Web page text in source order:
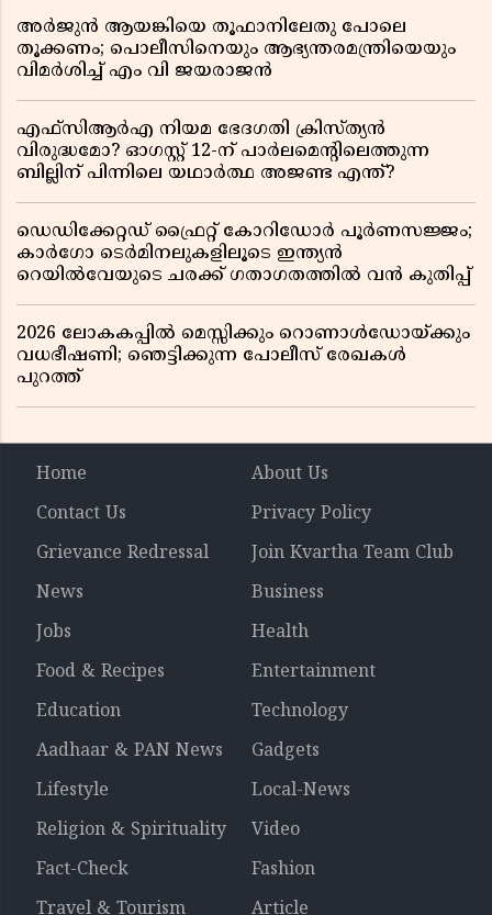
അർജുൻ ആയങ്കിയെ തൂഫാനിലേതു പോലെ
തൂക്കണം; പൊലീസിനെയും ആഭ്യന്തരമന്ത്രിയെയും
വിമർശിച്ച് എം വി ജയരാജൻ
എഫ്സിആർഎ നിയമ ഭേദഗതി ക്രിസ്ത്യൻ
വിരുദ്ധമോ? ഓഗസ്റ്റ് 12-ന് പാർലമെന്റിലെത്തുന്ന
ബില്ലിന് പിന്നിലെ യഥാർത്ഥ അജണ്ട എന്ത്?
ഡെഡിക്കേറ്റഡ് ഫ്രൈറ്റ് കോറിഡോർ പൂർണസജ്ജം;
കാർഗോ ടെർമിനലുകളിലൂടെ ഇന്ത്യൻ
റെയിൽവേയുടെ ചരക്ക് ഗതാഗതത്തിൽ വൻ കുതിപ്പ്
2026 ലോകകപ്പിൽ മെസ്സിക്കും റൊണാൾഡോയ്ക്കും
വധഭീഷണി; ഞെട്ടിക്കുന്ന പോലീസ് രേഖകൾ
പുറത്ത്
Home
About Us
Contact Us
Privacy Policy
Grievance Redressal
Join Kvartha Team Club
News
Business
Jobs
Health
Food & Recipes
Entertainment
Education
Technology
Aadhaar & PAN News
Gadgets
Lifestyle
Local-News
Religion & Spirituality
Video
Fact-Check
Fashion
Travel & Tourism
Article